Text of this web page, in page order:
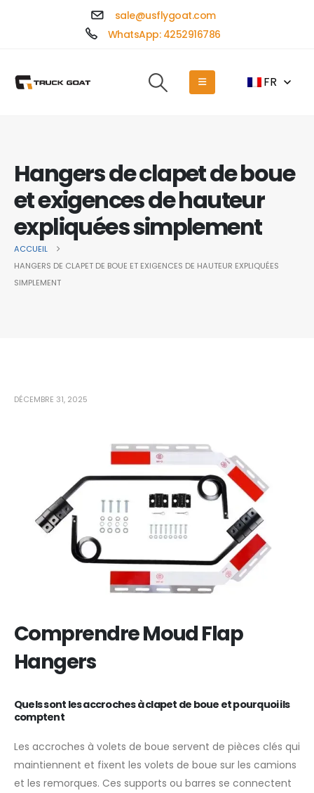
sale@usflygoat.com
WhatsApp: 4252916786
FR
Hangers de clapet de boue
et exigences de hauteur
expliquées simplement
ACCUEIL
HANGERS DE CLAPET DE BOUE ET EXIGENCES DE HAUTEUR EXPLIQUÉES
SIMPLEMENT
DÉCEMBRE 31, 2025
Comprendre Moud Flap
Hangers
Quels sont les accroches à clapet de boue et pourquoi ils
comptent
Les accroches à volets de boue servent de pièces clés qui
maintiennent et fixent les volets de boue sur les camions
et les remorques. Ces supports ou barres se connectent